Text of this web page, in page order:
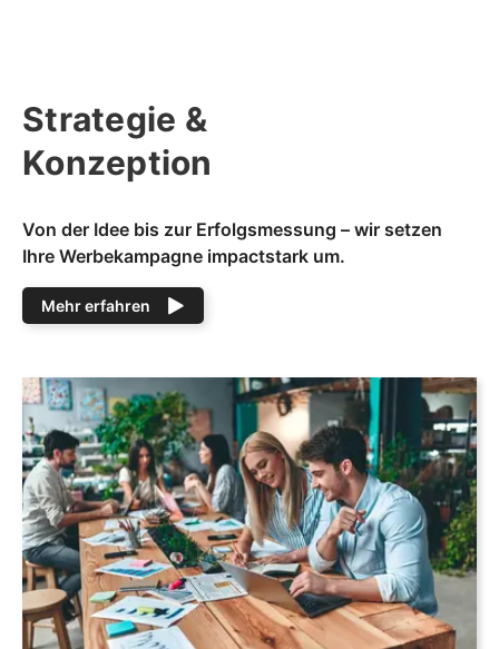
Strategie &
Konzeption
Von der Idee bis zur Erfolgsmessung – wir setzen
Ihre Werbekampagne impactstark um.
Mehr erfahren